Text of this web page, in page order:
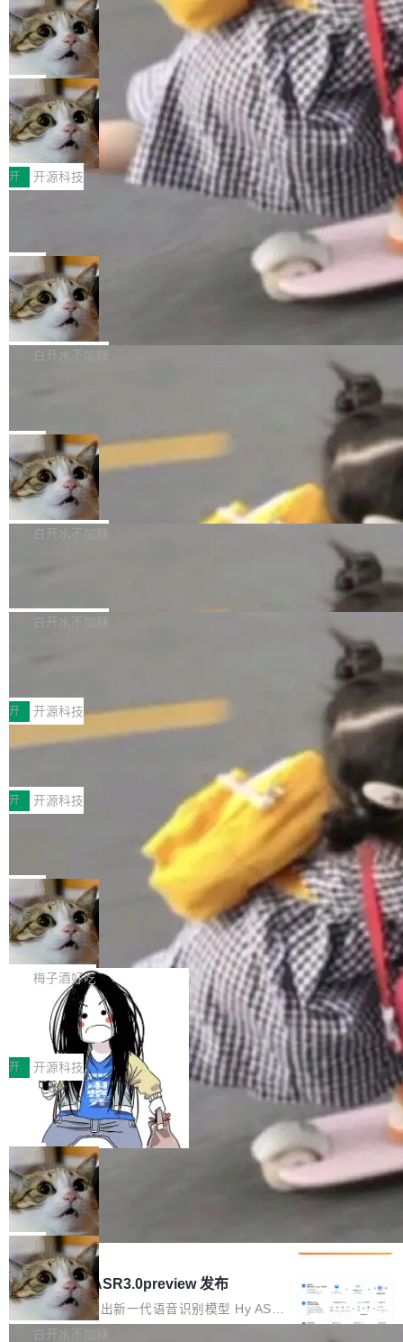
现实 过去两年，CIO们的焦虑清单上多了两项：
一是如何让大模型和智能体应用安全地从PoC走
向生产，二是如何让测试团队跟得上AI应用...
设置，如果用布尔值 + 可空字段来表示——bool
ean 表示是否可切换，nullable 的默认模式、浅
色方案、深色方案——会产生大量无意义的组
合。方案缺了、配置冲突了、全 null 了。要知道
哪些组合有效，作者说，你得靠"文档、校验、或
者部落知识"。 换个写法。Rust 的 enum，两个
变体：Switchable...
个"AI 知识库 + 聊天机器人"——每个大厂都在
做，没什么新鲜的。 但 Kenton Varda 在 Twitte
r 上把事情说清楚了： 今天我们发布了 Cloudfla
re OS，一个带连接器的聊天机器人，跟其他所
有科技公司做的一样。只不过，实际上它不一
样。这是 Sandstorm.io 的重制版，我十年前的
那个创业公司。不同的是，这次它构建在 Cloudf
lare Workers 上——我花了九年时间搭建的平台
——并且深度集成了 AI。这基本上是我十年秘密
Deno 团队开源 Celld，可自托管的分
布式 Durable Objects
Ryan Dahl 领导的 Deno 团队推出了最新开源项
目 Celld，一个能在自己机器上运行 Cloudflare
Workers 和 Durable Objects 的守护进程。 设
计思路很直接：每个对象是一个独立的 SQLite
数据库，按名称寻址，复制到你自己的 S3 兼容
存储库里。节点之间只通过这个存储库协调——
没有控制平面，没有共识协议。每个对象自带一
个小型数据库，应用天然按分片构建，单个数据
库的竞争和爆炸半径问题在设计层面就被消除
了。 闲置的 cell 会休眠到几乎不占资源。当 cel
l 迁移或唤醒时，新宿主从 S3 恢复 SQLite 数据
库继续执行。存储库是持久化的唯一真相...
局
鲁大师7月新机性能/流畅/AI榜：vivo夺
性能、流畅双第一，三星Galaxy Z系列
新折叠缺席
2026年7月的手机市场，由于存储等硬件成本暴
增，手机厂商的日子也不好过啊，新机速度明显
放缓，因此硝烟味淡了许多。新机参数规格除开
高价的三星折叠（三星Galaxy Z Fold8 Ultra / Z
Fold8 / Z Flip8）外，其余要么是中低端机器，
例如iQOO Z11i、REDMI Note 17、REDMI No
te 17 Pro、OPPO K15，要么是vivo X300 E这
样的次旗舰。 Galaxy Z Fold8 Ultra / Z Fold8 /
Z Flip8三款折叠屏新机均在7月22日发布，且全
部搭载骁龙8 Elite Gen5 for Galaxy，它们本该
开 开源科技
Zed 编辑器团队发布了新项目——DeltaDB，一
个在 git commit 之间记录每一次编辑操作的版
本控制系统。目前处于 Early Access 阶段。 De
ltaDB 的核心思路直接写在 landing page 最显
眼的位置：「Software is made between com
mits」——软件是在 commit 之间写出来的。git
是把这段空隙补上。 回退到任何一次编辑：Delt
aDB 捕获 commit 之间的每一次操作，...
局
SpaceXAI 单季资本开支达 183 亿美元
根据风险投资人Tomer Tunguz 博客（VC 分
析）披露的最新分析与第二季度业绩报告，Spac
微软同期总资本开支的四成。 与亚马逊、Alpha
bet、微软以及 Meta 等传统科技巨头相比，Spa
ceXAI的资金消耗速度尤为引人瞩目。然而，支
撑庞大支出的资金来源却呈现出截然不同的面
貌。数据显示，微软和 Meta 主要依托充沛的经
白开水不加糖
一个在终端里运行的编程 agent；Muse Spark
1.2，驱动这个 agent 的新模型。一句话概括：
你可以用 curl -fsSL https://dev.meta.ai/install.
sh | bash 安装一个能在大项目里自动规划、写
代码、验证结果的 AI 终端工具。 据介绍，Muse
个主 agent 循环，外加一组后台 agent。这些后
局
美团开源 LoHoSearch，用知识图谱校
准 AI 能力认知
机器出题的前提，是让机器拥有全局视野。整个
构建流程可以分为四个环节：建图 → 控制难度
白开水不加糖
库，并将作为transport接入Mooncake TENT。
MPComm将作为一种传输引擎接入Mooncake T
ENT，实现零拷贝传输性能提升30%、非零拷贝
传输性能最高提升5倍。UCL-MPComm底层基
于自研UCL-Engine通信引擎，后续腾讯网平将
持续开源更多基于UCL-Engine的高性能通信组
件。 腾讯网平团队在UCL-MPComm中实现了一
个独立于业务线程的全局通信引擎（Engine），
白开水不加糖
型案例入选名单》，深信服“面向企业研发场景的
开源 AI 编程平台 CoStrict 应用”凭借卓越的技术
创新与落地成效成功入选。 全链路私有化部署，
助力企业AI研发安全落地 当前，越来越多企业已
经开始引入 AI Coding 工具，通过调用公有云模
型或企业内部部署模型提升研发效率。但随着 AI
Coding 从个人辅助工具逐步走向团队级、组织
级应用，企业在规模化落地过程中，对安全性、
可控性和代码质量提出了更高要求。 首先是数据
安全与合规要求。对于大多数普通研发场景，公
有云模型能够满足快速试用和效率提升的需求。
但对于金融、能源、医疗等对数据安全要求较...
开 开源科技
深信服AI算力网关入选工信部人工智能
前不久，工业和信息化部正式发布《2025年人工
智能应用典型案例名单》，集中展示人工智能在
各领域的应用成果，覆盖技术底座、行业赋能、
产品应用、支撑保障、专题等五大方向。深信服
AI算力网关（AI创新平台）成功入选！ 随着各行
各业的Agent走向规模化建设，算力构成形态逐
渐丰富，用户关注的重点也在发生变化：不只是
让AI用起来，还要进一步看清混合算力时代下，
Token花在哪里、算力是否被充分利用，以及持
续增长的AI成本该如何优化。 深信服AI算力网关
正是围绕这些实际问题，从Token治理和成本治
理两个方面，让用户的每一份算力都看得清、管
得住、用得稳、省得下、更安全！ 一、从现在开
始，Token使用一目...
开 开源科技
Jeff Dean 离开 Google：一个时代的结
束，一个实验室的开始
Google 员工编号 20。MapReduce 作者之一。
Bigtable 作者之一。TensorFlow 的作者之一。
Gemini 的架构师。Google 首席科学家。 Jeff D
ean 在 Google 工作了 27 年后，宣布离职。 他
不是一个人走。一同离开的还有 Sanjay Ghema
wat（Google 员工编号 23，Jeff Dean 二十多
年的编程搭档，MapReduce 和 Bigtable 的共同
作者）、Quoc Le（Google 大脑核心成员，Se
q2Seq 和 DocAI 的共同发明人）以及 Oriol Vin
yals（Gemini 联合负责人，AlphaSta...
局
🔥 SolonCode v2026.8.4 发布：界面
字体可调、22 种语言、记忆搜索增强
打开终端就能上岗的全中文编码智能体，这一轮
把「看得清、用母语、记得住」三件事一次补
齐。 SolonCode 是什么 SolonCode 是杭州无
耳科技研发的企业级终端编码智能体——一位全
中文驱动的数字员工，自主理解需求、规划步
骤、编写代码。不挑模型、不挑平台，curl 一行
装完即用。 开源地址：Gitee · GitCode · GitHu
b 安装 支持 Java 8+（8~26）、macOS / Linu
x / Windows / Harmony PC。 # macOS / Linu
x / Harmony PC curl -fsSL https://solon.noea
r.org/solon...
梅子酒好吃
让“代码语义理解”深度释放AI Coding
价值潜能：华为云码道（CodeArts）
代码仓技术解析
一、代码仓深度理解技术的作用与价值 在软件工
程实践中，代码仓是企业核心知识资产的主要载
体。企业级代码仓库通常包含数十万乃至数百万
个文件，其规模远超单次模型调用可承载的上下
文窗口。随着项目规模的持续扩张与代码历史的
不断累积，代码仓中的模块关系、接口契约、业
务逻辑等关键信息往往分散于数十乃至数百个文
件之中，形成高度复杂的知识关联网络。传统的
代码检索手段（如关键词匹配、目录遍历）仅能
在语法层面完成文本定位，难以触及代码的语义
内涵与结构关联，导致开发者使用代码智能体在
理解大规模代码仓时面临显著"代码仓理解"瓶
颈。 代码仓深度理解服务（以下简称" CodeBas
e深度理解服务"）是华为云码道（CodeA...
开 开源科技
一条“删库”命令跑 17 小时，算法工程
师删光 89TB 数据只为干私活
最高人民检察院8月4日公布了一起案件：北京一
名90后算法工程师王某，为了给自己接的私活腾
服务器空间，删光了公司AI游戏部门的全部核心
数据。 王某2024年1月入职东城区某科技公司AI
短剧部门，有互联网大厂背景。在公司内部架构
调整期间，部门三次通知全员将数据从A集群迁
移到B集群，王某都回复了"收到"。 他没有迁移
数据。2024年9月3日下午4点，他使用此前登录
的账号密码进入A集群，输入了一条被程序员圈
称为"删库跑路"的命令——最高管理员权限、无
局
Cloudflare 分享推理优化实践：KV ca
che 量化 + 权重压缩，吞吐量提升 4
1%，成本降 30%
Kimi 和 GLM 是当前最强的大模型系列之一，但
它们有一个共同的问题：太吃显存了。月之暗面
的 Kimi K 系列和智谱的 GLM 都是长上下文、M
oE 架构的大模型，好用到让人上瘾，但 GPU 显
存永远不够用。 Cloudflare 的 Workers AI 团队
一直在跑这些模型的推理。他们在官方博客上发
局
腾讯混元 Hy ASR3.0preview 发布
腾讯混元正式推出新一代语音识别模型 Hy ASR
3.0preview。基于最新一代大语言模型 Hy3 的
白开水不加糖